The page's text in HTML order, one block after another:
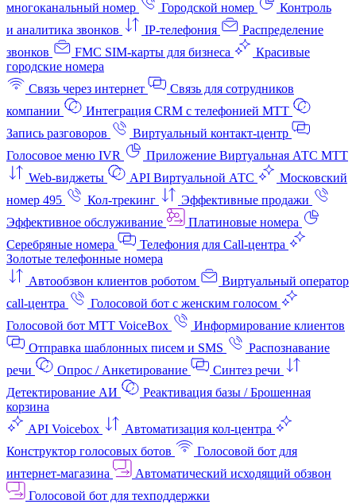
многоканальный номер
Городской номер
Контроль
и аналитика звонков
IP-телефония
Распределение
звонков
FMC SIM-карты для бизнеса
Красивые
городские номера
Связь через интернет
Связь для сотрудников
компании
Интеграция CRM с телефонией МТТ
Запись разговоров
Виртуальный контакт‑центр
Голосовое меню IVR
Приложение Виртуальная АТС МТТ
Web-виджеты
API Виртуальной АТС
Московский
номер 495
Кол-трекинг
Эффективные продажи
Эффективное обслуживание
Платиновые номера
Серебряные номера
Телефония для Call-центра
Золотые телефонные номера
Автообзвон клиентов роботом
Виртуальный оператор
call-центра
Голосовой бот с женским голосом
Голосовой бот МТТ VoiceBox
Информирование клиентов
Отправка шаблонных писем и SMS
Распознавание
речи
Опрос / Анкетирование
Синтез речи
Детектирование АИ
Реактивация базы / Брошенная
корзина
API Voicebox
Автоматизация кол‑центра
Конструктор голосовых ботов
Голосовой бот для
интернет‑магазина
Автоматический исходящий обзвон
Голосовой бот для техподдержки